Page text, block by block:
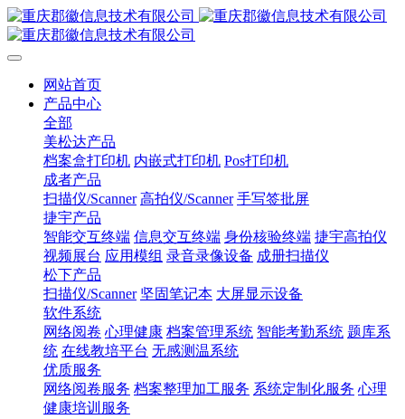
网站首页
产品中心
全部
美松达产品
档案盒打印机 内嵌式打印机 Pos打印机
成者产品
扫描仪/Scanner 高拍仪/Scanner 手写签批屏
捷宇产品
智能交互终端 信息交互终端 身份核验终端 捷宇高拍仪
视频展台 应用模组 录音录像设备 成册扫描仪
松下产品
扫描仪/Scanner 坚固笔记本 大屏显示设备
软件系统
网络阅卷 心理健康 档案管理系统 智能考勤系统 题库系
统 在线教培平台 无感测温系统
优质服务
网络阅卷服务 档案整理加工服务 系统定制化服务 心理
健康培训服务